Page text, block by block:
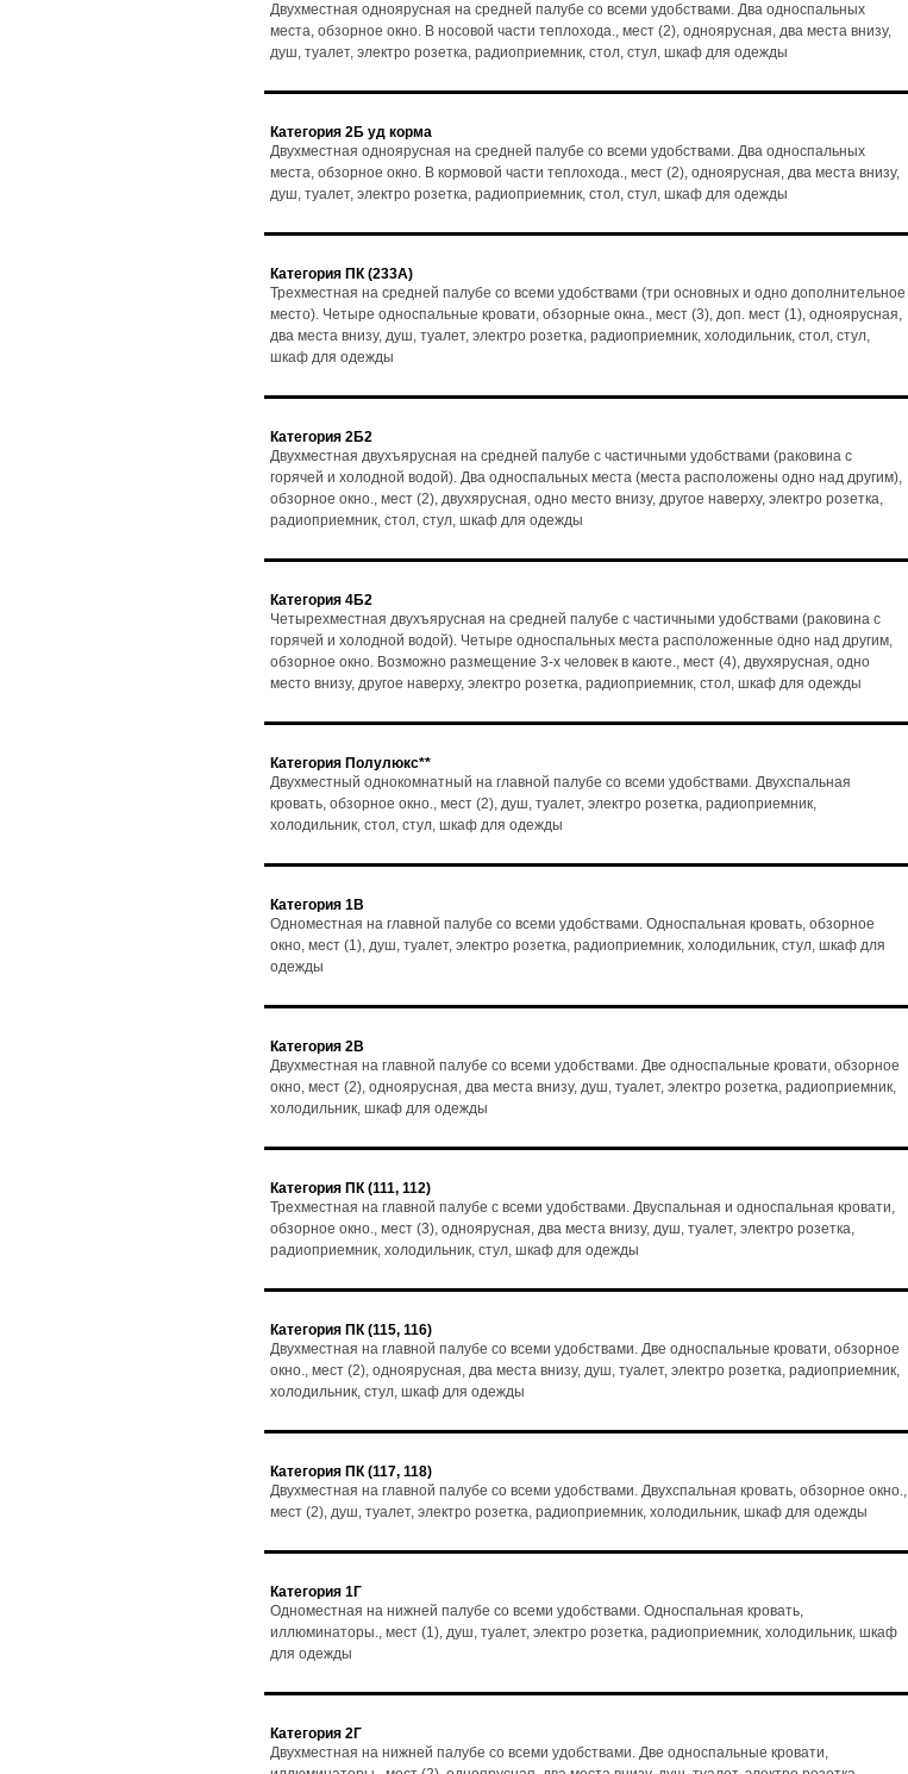
Двухместная одноярусная на средней палубе со всеми удобствами. Два односпальных
места, обзорное окно. В носовой части теплохода., мест (2), одноярусная, два места внизу,
душ, туалет, электро розетка, радиоприемник, стол, стул, шкаф для одежды
Категория 2Б уд корма
Двухместная одноярусная на средней палубе со всеми удобствами. Два односпальных
места, обзорное окно. В кормовой части теплохода., мест (2), одноярусная, два места внизу,
душ, туалет, электро розетка, радиоприемник, стол, стул, шкаф для одежды
Категория ПК (233А)
Трехместная на средней палубе со всеми удобствами (три основных и одно дополнительное
место). Четыре односпальные кровати, обзорные окна., мест (3), доп. мест (1), одноярусная,
два места внизу, душ, туалет, электро розетка, радиоприемник, холодильник, стол, стул,
шкаф для одежды
Категория 2Б2
Двухместная двухъярусная на средней палубе с частичными удобствами (раковина с
горячей и холодной водой). Два односпальных места (места расположены одно над другим),
обзорное окно., мест (2), двухярусная, одно место внизу, другое наверху, электро розетка,
радиоприемник, стол, стул, шкаф для одежды
Категория 4Б2
Четырехместная двухъярусная на средней палубе с частичными удобствами (раковина с
горячей и холодной водой). Четыре односпальных места расположенные одно над другим,
обзорное окно. Возможно размещение 3-х человек в каюте., мест (4), двухярусная, одно
место внизу, другое наверху, электро розетка, радиоприемник, стол, шкаф для одежды
Категория Полулюкс**
Двухместный однокомнатный на главной палубе со всеми удобствами. Двухспальная
кровать, обзорное окно., мест (2), душ, туалет, электро розетка, радиоприемник,
холодильник, стол, стул, шкаф для одежды
Категория 1В
Одноместная на главной палубе со всеми удобствами. Односпальная кровать, обзорное
окно, мест (1), душ, туалет, электро розетка, радиоприемник, холодильник, стул, шкаф для
одежды
Категория 2В
Двухместная на главной палубе со всеми удобствами. Две односпальные кровати, обзорное
окно, мест (2), одноярусная, два места внизу, душ, туалет, электро розетка, радиоприемник,
холодильник, шкаф для одежды
Категория ПК (111, 112)
Трехместная на главной палубе с всеми удобствами. Двуспальная и односпальная кровати,
обзорное окно., мест (3), одноярусная, два места внизу, душ, туалет, электро розетка,
радиоприемник, холодильник, стул, шкаф для одежды
Категория ПК (115, 116)
Двухместная на главной палубе со всеми удобствами. Две односпальные кровати, обзорное
окно., мест (2), одноярусная, два места внизу, душ, туалет, электро розетка, радиоприемник,
холодильник, стул, шкаф для одежды
Категория ПК (117, 118)
Двухместная на главной палубе со всеми удобствами. Двухспальная кровать, обзорное окно.,
мест (2), душ, туалет, электро розетка, радиоприемник, холодильник, шкаф для одежды
Категория 1Г
Одноместная на нижней палубе со всеми удобствами. Односпальная кровать,
иллюминаторы., мест (1), душ, туалет, электро розетка, радиоприемник, холодильник, шкаф
для одежды
Категория 2Г
Двухместная на нижней палубе со всеми удобствами. Две односпальные кровати,